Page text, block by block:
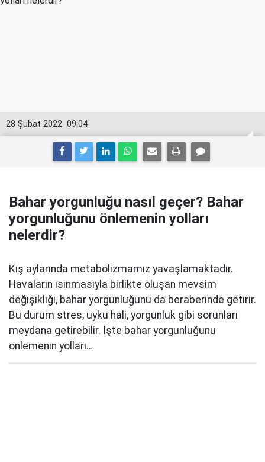
09:04
28 Şubat 2022
Bahar yorgunluğu nasıl geçer? Bahar
yorgunluğunu önlemenin yolları
nelerdir?
Kış aylarında metabolizmamız yavaşlamaktadır.
Havaların ısınmasıyla birlikte oluşan mevsim
değişikliği, bahar yorgunluğunu da beraberinde getirir.
Bu durum stres, uyku hali, yorgunluk gibi sorunları
meydana getirebilir. İşte bahar yorgunluğunu
önlemenin yolları…